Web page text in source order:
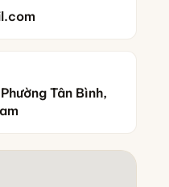
Tân Bình,